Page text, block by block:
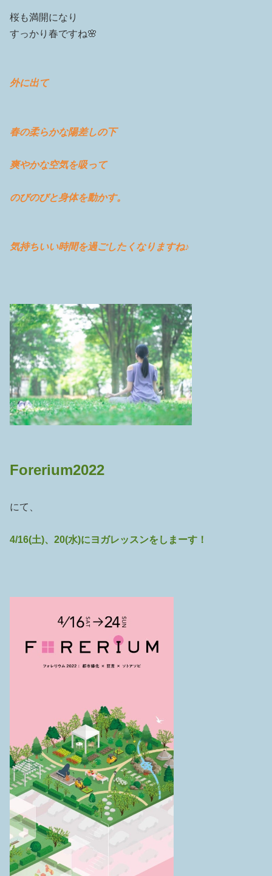
桜も満開になり
すっかり春ですね🌸
外に出て
春の柔らかな陽差しの下
爽やかな空気を吸って
のびのびと身体を動かす。
気持ちいい時間を過ごしたくなりますね♪
Forerium2022
にて、
4/16(土)、20(水)にヨガレッスンをしまーす！